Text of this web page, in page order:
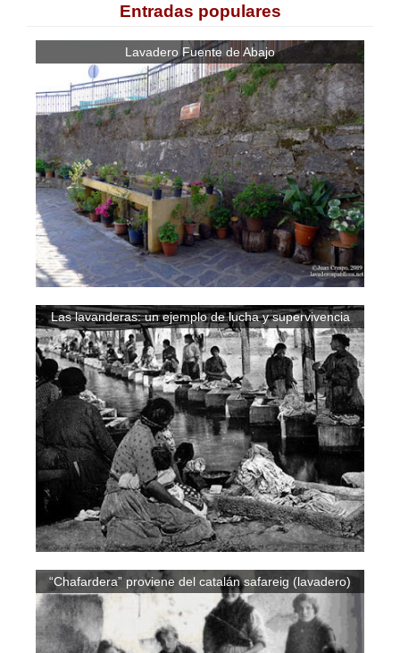
Entradas populares
Lavadero Fuente de Abajo
Las lavanderas: un ejemplo de lucha y supervivencia
“Chafardera” proviene del catalán safareig (lavadero)